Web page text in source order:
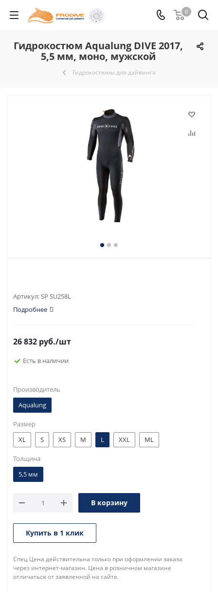
0
Гидрокостюм Aqualung DIVE 2017,
5,5 мм, моно, мужской
Гидрокостюмы для дайвинга
Артикул:SP SU258L
Подробнее
26 832 руб./шт
Есть в наличии
Производитель
Aqualung
Размер
XL
S XS M L XXL ML
Толщина
5,5 мм
В корзину
Купить в 1 клик
Спец Цена действительна только при оформлении заказа
через интернет-магазин. Цена в розничном магазине
отличаться от заявленной на сайте.